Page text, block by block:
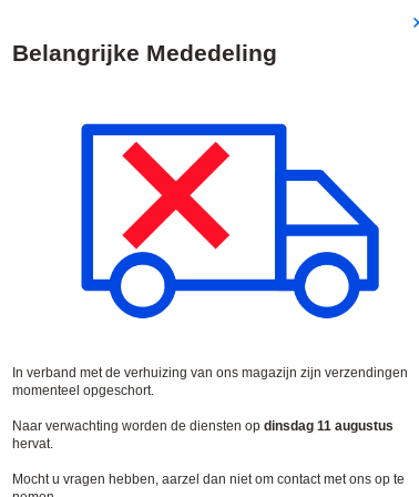
Verzendingen worden op
& OPLOSSINGEN